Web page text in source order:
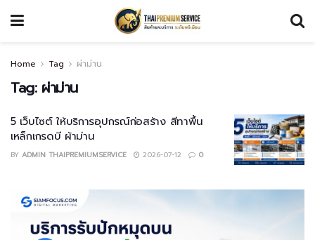
Home Tag ผ่าม่าน
Tag: ผ่าม่าน
5 เว็บไซต์ ให้บริการอุปกรณ์ก่อสร้าง สีทาพื้น
เหล็กเกรดบี ผ้าม่าน
BY ADMIN THAIPREMIUMSERVICE 2026-07-12 0